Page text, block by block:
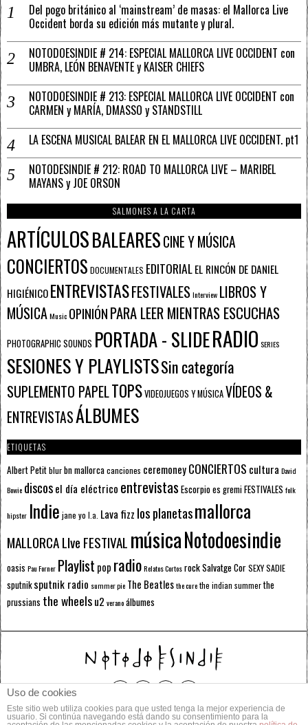
Del pogo británico al ‘mainstream’ de masas: el Mallorca Live
Occident borda su edición más mutante y plural.
NOTODOESINDIE # 214: ESPECIAL MALLORCA LIVE OCCIDENT con
UMBRA, LEÓN BENAVENTE y KAISER CHIEFS
NOTODOESINDIE # 213: ESPECIAL MALLORCA LIVE OCCIDENT con
CARMEN y MARÍA, DMASSO y STANDSTILL
LA ESCENA MUSICAL BALEAR EN EL MALLORCA LIVE OCCIDENT. pt1
NOTODESINDIE # 212: ROAD TO MALLORCA LIVE – MARIBEL
MAYANS y JOE ORSON
SALMONES A LA CARTA
ARTÍCULOSBALEARESCINE Y MÚSICA
CONCIERTOS DOCUMENTALES EDITORIALEL RINCÓN DE DANIEL
HIGIÉNICOENTREVISTASFESTIVALESInterview LIBROS Y
MÚSICAMusic OPINIÓNPARA LEER MIENTRAS ESCUCHAS
PHOTOGRAPHIC SOUNDS PORTADA - SLIDERADIO SERIES
SESIONES Y PLAYLISTSSin categoría
SUPLEMENTO PAPELTOPSVIDEOJUEGOS Y MÚSICAVÍDEOS &
ENTREVISTASÁLBUMES
ETIQUETAS
Albert Petitblurbn mallorcacanciones ceremoneyCONCIERTOS cultura David
Bowie discosel día eléctrico entrevistas Escorpioes gremiFESTIVALES folk
hipster Indie jane yo l.a. Lava fizz los planetasmallorca
MALLORCA LIve FESTIVAL músicaNotodoesindie
oasis Pau Forner Playlist pop radioRelatos CortosrockSalvatge CorSEXY SADIE
sputnik sputnik radio summer pie The Beatlesthe curethe indian summerthe
prussians the wheelsu2 veranoálbumes
© 2014 Todos los derechos reservados.
Uso de cookies
Este sitio web utiliza cookies para que usted tenga la mejor experiencia de
usuario. Si continúa navegando está dando su consentimiento para la